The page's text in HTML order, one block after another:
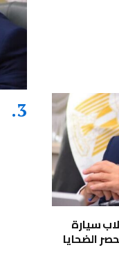
سيارة
الضحايا